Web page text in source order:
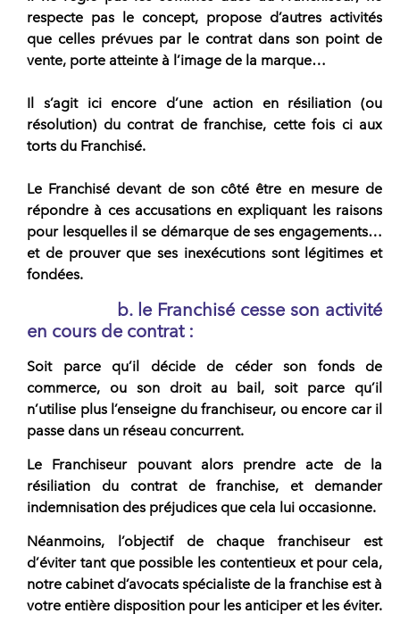
respecte pas le concept, propose d’autres activités
que celles prévues par le contrat dans son point de
vente, porte atteinte à l’image de la marque…
Il s’agit ici encore d’une action en résiliation (ou
résolution) du contrat de franchise, cette fois ci aux
torts du Franchisé.
Le Franchisé devant de son côté être en mesure de
répondre à ces accusations en expliquant les raisons
pour lesquelles il se démarque de ses engagements…
et de prouver que ses inexécutions sont légitimes et
fondées.
b. le Franchisé cesse son activité
en cours de contrat :
Soit parce qu’il décide de céder son fonds de
commerce, ou son droit au bail, soit parce qu’il
n’utilise plus l’enseigne du franchiseur, ou encore car il
passe dans un réseau concurrent.
Le Franchiseur pouvant alors prendre acte de la
résiliation du contrat de franchise, et demander
indemnisation des préjudices que cela lui occasionne.
Néanmoins, l’objectif de chaque franchiseur est
d’éviter tant que possible les contentieux et pour cela,
notre cabinet d’avocats spécialiste de la franchise est à
votre entière disposition pour les anticiper et les éviter.